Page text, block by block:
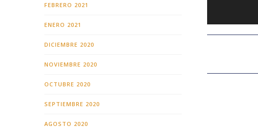
FEBRERO 2021
ENERO 2021
DICIEMBRE 2020
NOVIEMBRE 2020
OCTUBRE 2020
SEPTIEMBRE 2020
AGOSTO 2020